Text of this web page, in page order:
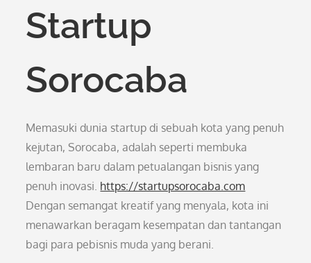
Startup
Sorocaba
Memasuki dunia startup di sebuah kota yang penuh
kejutan, Sorocaba, adalah seperti membuka
lembaran baru dalam petualangan bisnis yang
penuh inovasi. https://startupsorocaba.com
Dengan semangat kreatif yang menyala, kota ini
menawarkan beragam kesempatan dan tantangan
bagi para pebisnis muda yang berani.